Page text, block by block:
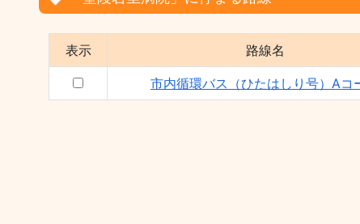
表示 路線名
市内循環バス（ひたはしり号）Aコ